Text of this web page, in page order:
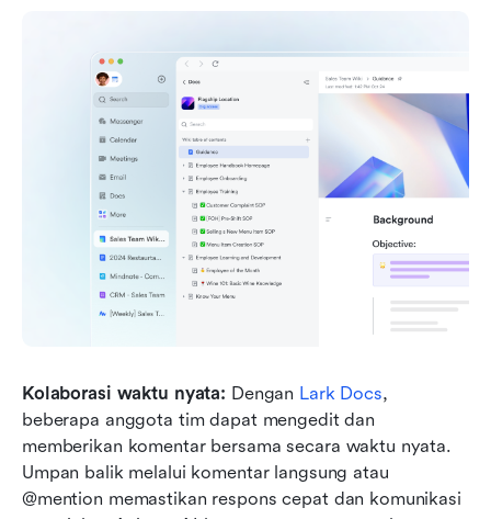
Kolaborasi waktu nyata: Dengan Lark Docs,
beberapa anggota tim dapat mengedit dan
memberikan komentar bersama secara waktu nyata.
Umpan balik melalui komentar langsung atau
@mention memastikan respons cepat dan komunikasi